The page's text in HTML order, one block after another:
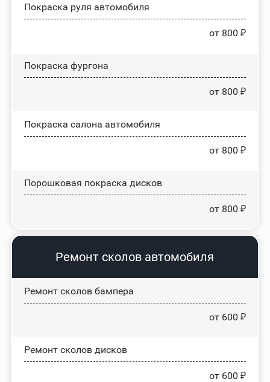
Покраска руля автомобиля
от 800 ₽
Покраска фургона
от 800 ₽
Покраска салона автомобиля
от 800 ₽
Порошковая покраска дисков
от 800 ₽
Ремонт сколов автомобиля
Ремонт сколов бампера
от 600 ₽
Ремонт сколов дисков
от 600 ₽